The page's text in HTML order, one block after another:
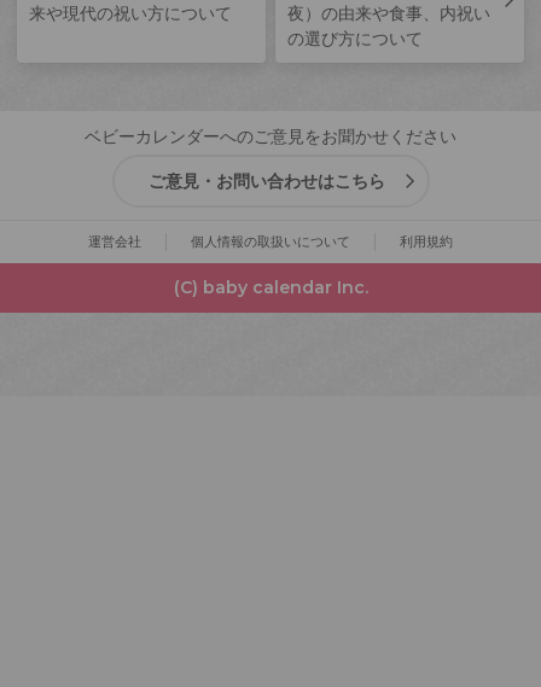
来や現代の祝い方について
夜）の由来や食事、内祝い
の選び方について
ベビーカレンダーへのご意見をお聞かせください
ご意見・お問い合わせはこちら
運営会社 個人情報の取扱いについて 利用規約
(C) baby calendar Inc.